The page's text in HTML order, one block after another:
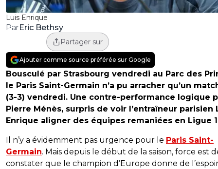
Luis Enrique
ParEric Bethsy
Partager sur
Ajouter comme source préférée sur Google
Bousculé par Strasbourg vendredi au Parc des
le Paris Saint-Germain n’a pu arracher qu’un
(3-3) vendredi. Une contre-performance logique
Pierre Ménès, surpris de voir l’entraîneur parisien
Enrique aligner des équipes remaniées en Ligue
Il n’y a évidemment pas urgence pour le Paris Saint-
Germain. Mais depuis le début de la saison, force est
constater que le champion d’Europe donne de